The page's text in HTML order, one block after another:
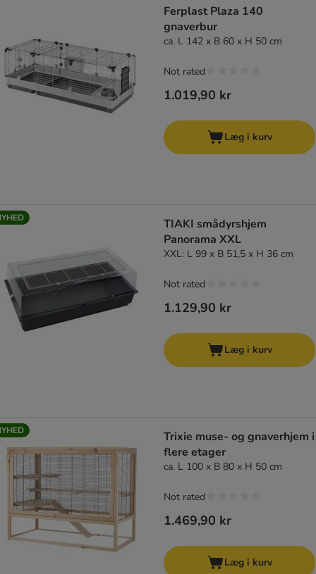
Ferplast Plaza 140
gnaverbur
ca. L 142 x B 60 x H 50 cm
1.019,90 kr
Not rated
Læg i kurv
TIAKI smådyrshjem
Panorama XXL
XXL: L 99 x B 51,5 x H 36 cm
1.129,90 kr
Not rated
Læg i kurv
Trixie muse- og gnaverhjem i
flere etager
ca. L 100 x B 80 x H 50 cm
1.469,90 kr
Not rated
Læg i kurv